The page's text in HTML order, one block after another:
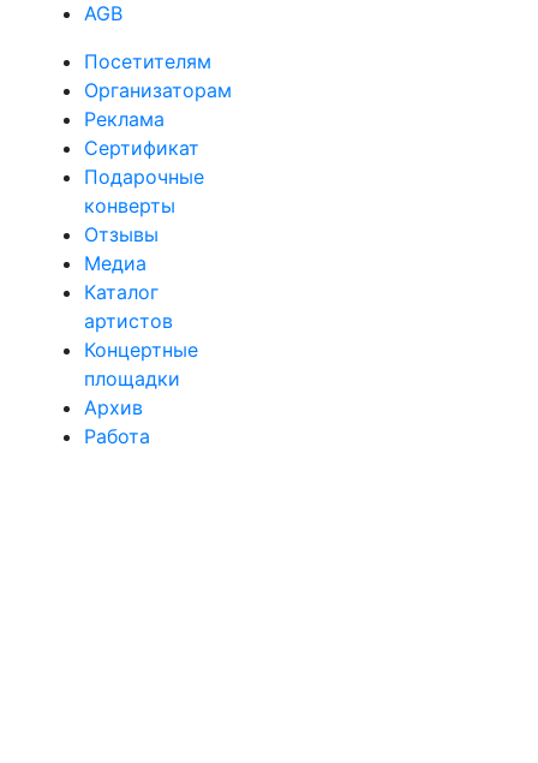
AGB
Посетителям
Организаторам
Реклама
Сертификат
Подарочные
конверты
Отзывы
Медиа
Каталог
артистов
Концертные
площадки
Архив
Работа